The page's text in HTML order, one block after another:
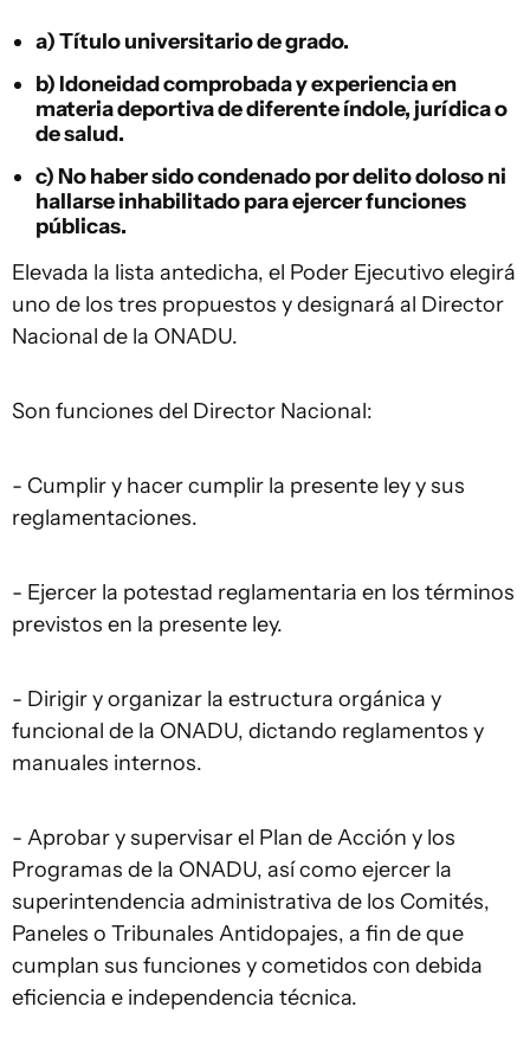
a) Título universitario de grado.
b) Idoneidad comprobada y experiencia en
materia deportiva de diferente índole, jurídica o
de salud.
c) No haber sido condenado por delito doloso ni
hallarse inhabilitado para ejercer funciones
públicas.
Elevada la lista antedicha, el Poder Ejecutivo elegirá
uno de los tres propuestos y designará al Director
Nacional de la ONADU.
Son funciones del Director Nacional:
- Cumplir y hacer cumplir la presente ley y sus
reglamentaciones.
- Ejercer la potestad reglamentaria en los términos
previstos en la presente ley.
- Dirigir y organizar la estructura orgánica y
funcional de la ONADU, dictando reglamentos y
manuales internos.
- Aprobar y supervisar el Plan de Acción y los
Programas de la ONADU, así como ejercer la
superintendencia administrativa de los Comités,
Paneles o Tribunales Antidopajes, a fin de que
cumplan sus funciones y cometidos con debida
eficiencia e independencia técnica.